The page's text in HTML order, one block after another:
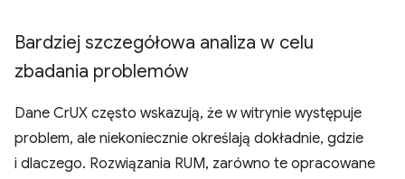
Bardziej szczegółowa analiza w celu
zbadania problemów
Dane CrUX często wskazują, że w witrynie występuje
problem, ale niekoniecznie określają dokładnie, gdzie
i dlaczego. Rozwiązania RUM, zarówno te opracowane